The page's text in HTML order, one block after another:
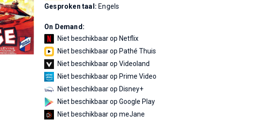
Gesproken taal: Engels
On Demand:
Niet beschikbaar op Netflix
Niet beschikbaar op Pathé Thuis
Niet beschikbaar op Videoland
Niet beschikbaar op Prime Video
Niet beschikbaar op Disney+
Niet beschikbaar op Google Play
Niet beschikbaar op meJane